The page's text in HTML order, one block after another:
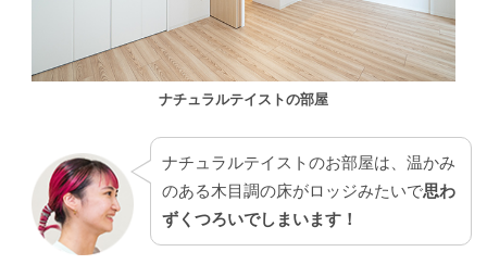
ナチュラルテイストの部屋
ナチュラルテイストのお部屋は、温かみ
のある木目調の床がロッジみたいで思わ
ずくつろいでしまいます！